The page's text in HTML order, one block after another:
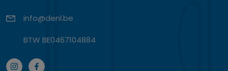
info@denl.be
BTW BE0467104884